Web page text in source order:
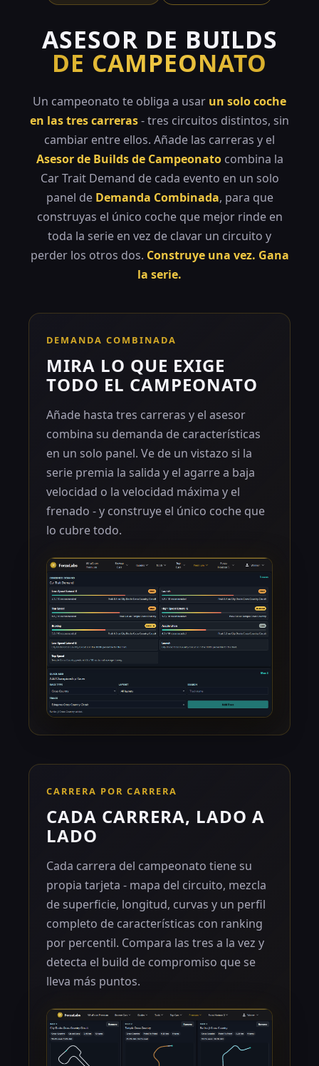
ASESOR DE BUILDS
DE CAMPEONATO
Un campeonato te obliga a usar un solo coche
en las tres carreras- tres circuitos distintos, sin
cambiar entre ellos. Añade las carreras y el
Asesor de Builds de Campeonatocombina la
Car Trait Demand de cada evento en un solo
panel de Demanda Combinada, para que
construyas el único coche que mejor rinde en
toda la serie en vez de clavar un circuito y
perder los otros dos. Construye una vez. Gana
la serie.
DEMANDA COMBINADA
MIRA LO QUE EXIGE
TODO EL CAMPEONATO
Añade hasta tres carreras y el asesor
combina su demanda de características
en un solo panel. Ve de un vistazo si la
serie premia la salida y el agarre a baja
velocidad o la velocidad máxima y el
frenado - y construye el único coche que
lo cubre todo.
CARRERA POR CARRERA
CADA CARRERA, LADO A
LADO
Cada carrera del campeonato tiene su
propia tarjeta - mapa del circuito, mezcla
de superficie, longitud, curvas y un perfil
completo de características con ranking
por percentil. Compara las tres a la vez y
detecta el build de compromiso que se
lleva más puntos.